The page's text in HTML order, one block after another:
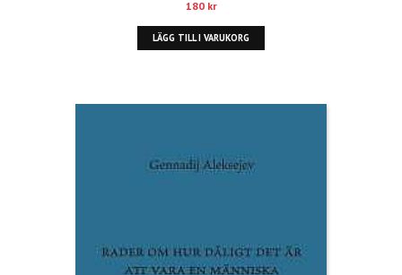
180 kr
LÄGG TILL I VARUKORG